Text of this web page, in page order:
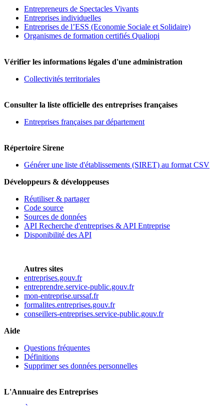
Entrepreneurs de Spectacles Vivants
Entreprises individuelles
Entreprises de l’ESS (Economie Sociale et Solidaire)
Organismes de formation certifiés Qualiopi
Vérifier les informations légales d'une administration
Collectivités territoriales
Consulter la liste officielle des entreprises françaises
Entreprises françaises par département
Répertoire Sirene
Générer une liste d'établissements (SIRET) au format CSV
Développeurs & développeuses
Réutiliser & partager
Code source
Sources de données
API Recherche d'entreprises & API Entreprise
Disponibilité des API
Autres sites
entreprises.gouv.fr
entreprendre.service-public.gouv.fr
mon-entreprise.urssaf.fr
formalites.entreprises.gouv.fr
conseillers-entreprises.service-public.gouv.fr
Aide
Questions fréquentes
Définitions
Supprimer ses données personnelles
L'Annuaire des Entreprises